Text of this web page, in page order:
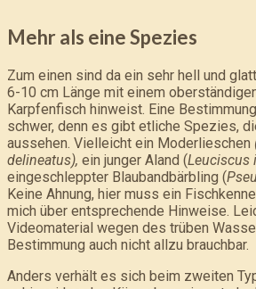
Mehr als eine Spezies
Zum einen sind da ein sehr hell und
6-10 cm Länge mit einem
Karpfenfisch hinweist. Eine
schwer, denn es gibt etliche Spezies,
aussehen. Vielleicht ein Moderlieschen
delineatus), ein junger Aland (Leuciscus
eingeschleppter Blaubandbärbling (
Keine Ahnung, hier muss ein
mich über entsprechende Hinweise.
Videomaterial wegen des trüben
Bestimmung auch nicht allzu brauchbar.
Anders verhält es sich beim zweiten